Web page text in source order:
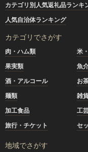
カテゴリ別人気返礼品ランキ
人気自治体ランキング
カテゴリでさがす
肉・ハム類 米
果実類
魚
酒・アルコール
お
麺類
雑
加工食品
工
旅行・チケット
セ
地域でさがす